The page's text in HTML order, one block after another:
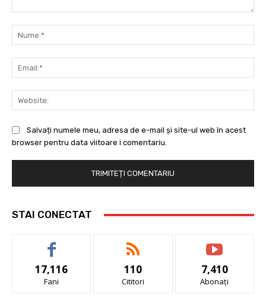
Salvați numele meu, adresa de e-mail și site-ul web în acest
browser pentru data viitoare i comentariu.
STAI CONECTAT
17,116
Fani
110
Cititori
7,410
Abonați